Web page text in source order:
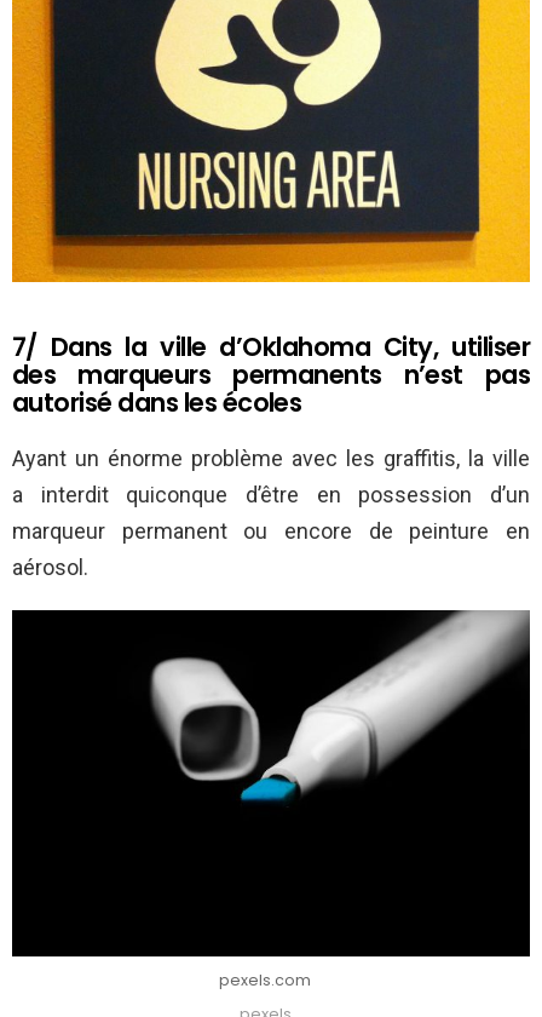
7/ Dans la ville d’Oklahoma City, utiliser
des marqueurs permanents n’est pas
autorisé dans les écoles
Ayant un énorme problème avec les graffitis, la ville
a interdit quiconque d’être en possession d’un
marqueur permanent ou encore de peinture en
aérosol.
pexels.com